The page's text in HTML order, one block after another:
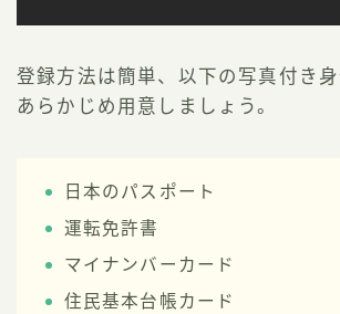
登録方法は簡単、以下の写真付き
あらかじめ用意しましょう。
日本のパスポート
運転免許書
マイナンバーカード
住民基本台帳カード